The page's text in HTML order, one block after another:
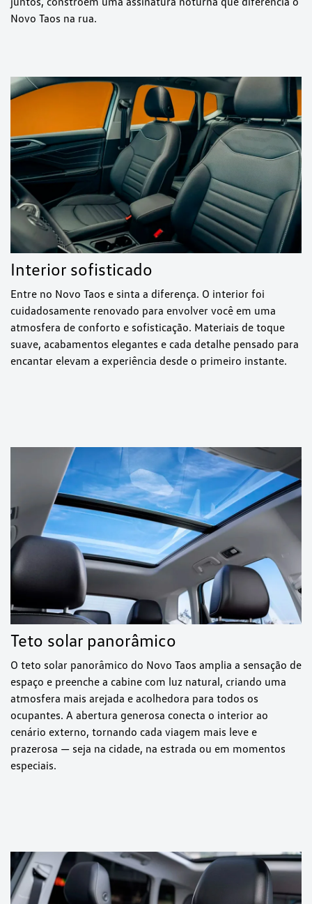
Novo Taos na rua.
Interior sofisticado
Entre no Novo Taos e sinta a diferença. O interior foi
cuidadosamente renovado para envolver você em uma
atmosfera de conforto e sofisticação. Materiais de toque
suave, acabamentos elegantes e cada detalhe pensado para
encantar elevam a experiência desde o primeiro instante.
Teto solar panorâmico
O teto solar panorâmico do Novo Taos amplia a sensação de
espaço e preenche a cabine com luz natural, criando uma
atmosfera mais arejada e acolhedora para todos os
ocupantes. A abertura generosa conecta o interior ao
cenário externo, tornando cada viagem mais leve e
prazerosa — seja na cidade, na estrada ou em momentos
especiais.